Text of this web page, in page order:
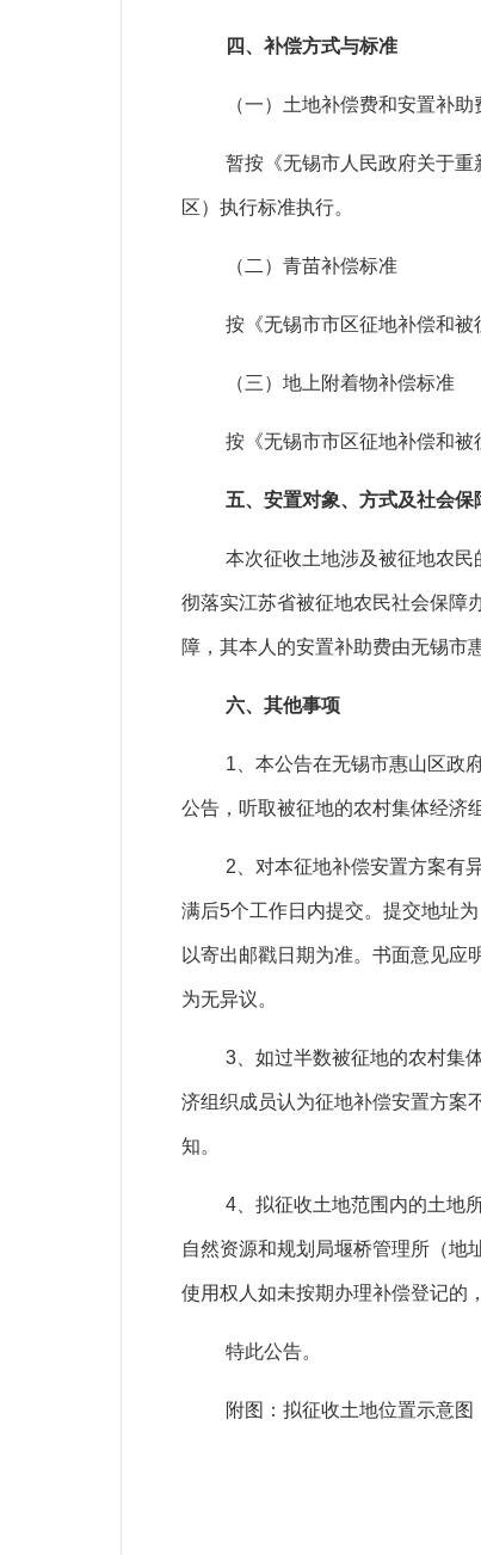
四、补偿方式与标准
（一）土地补偿费和安置补助
暂按《无锡市人民政府关于
区）执行标准执行。
（二）青苗补偿标准
按《无锡市市区征地补偿和
（三）地上附着物补偿标准
按《无锡市市区征地补偿和
五、安置对象、方式及社会保
本次征收土地涉及被征地农
彻落实江苏省被征地农民社会保障
障，其本人的安置补助费由无锡市
六、其他事项
1 、本公告在无锡市惠山区政
公告，听取被征地的农村集体经济
2 、对本征地补偿安置方案有
满后5个工作日内提交。提交地址
以寄出邮戳日期为准。书面意见应
为无异议。
3 、如过半数被征地的农村
济组织成员认为征地补偿安置方案
知。
4 、拟征收土地范围内的土地
自然资源和规划局堰桥管理所（地
使用权人如未按期办理补偿登记的
特此公告。
附图：拟征收土地位置示意图